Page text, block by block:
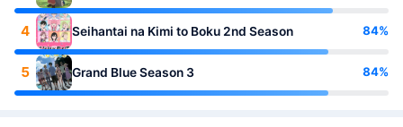
4 Seihantai na Kimi to Boku 2nd Season 84%
5 Grand Blue Season 3 84%